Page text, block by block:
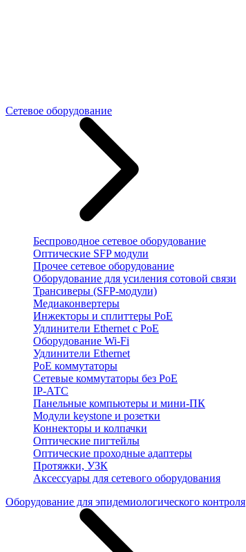
Сетевое оборудование
Беспроводное сетевое оборудование
Оптические SFP модули
Прочее сетевое оборудование
Оборудование для усиления сотовой связи
Трансиверы (SFP-модули)
Медиаконвертеры
Инжекторы и сплиттеры PoE
Удлинители Ethernet с PoE
Оборудование Wi-Fi
Удлинители Ethernet
PoE коммутаторы
Сетевые коммутаторы без PoE
IP-АТС
Панельные компьютеры и мини-ПК
Модули keystone и розетки
Коннекторы и колпачки
Оптические пигтейлы
Оптические проходные адаптеры
Протяжки, УЗК
Аксессуары для сетевого оборудования
Оборудование для эпидемиологического контроля